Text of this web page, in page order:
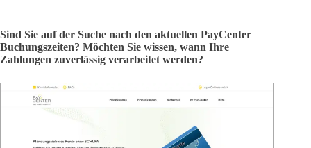
Sind Sie auf der Suche nach den aktuellen PayCenter
Buchungszeiten? Möchten Sie wissen, wann Ihre
Zahlungen zuverlässig verarbeitet werden?